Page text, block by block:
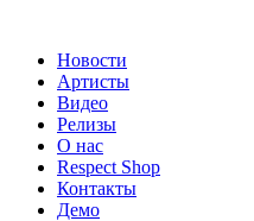
Новости
Артисты
Видео
Релизы
О нас
Respect Shop
Контакты
Демо